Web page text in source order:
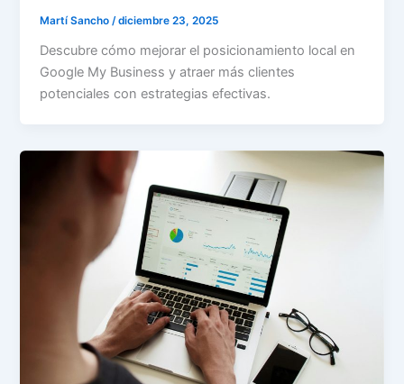
Martí Sancho/diciembre 23, 2025
Descubre cómo mejorar el posicionamiento local en
Google My Business y atraer más clientes
potenciales con estrategias efectivas.